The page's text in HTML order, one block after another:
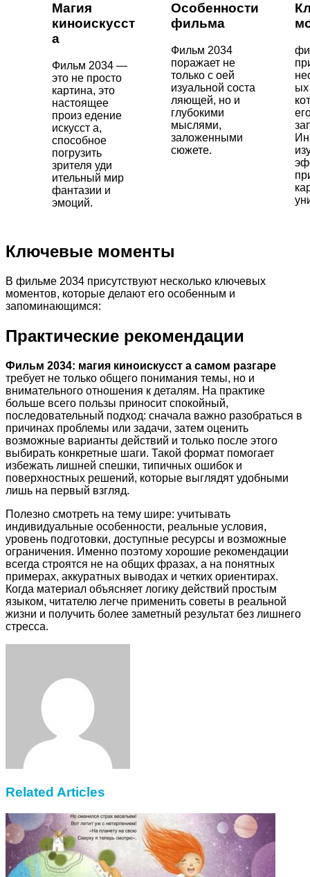
Магия
киноискусст
а
Фильм 2034 —
это не просто
картина, это
настоящее
произ едение
искусст а,
способное
погрузить
зрителя уди
ительный мир
фантазии и
эмоций.
Особенности
фильма
Фильм 2034
поражает не
только с оей
изуальной соста
ляющей, но и
глубокими
мыслями,
заложенными
сюжете.
Ключевые моменты
В фильме 2034 присутствуют несколько ключевых
моментов, которые делают его особенным и
запоминающимся:
Практические рекомендации
Фильм 2034: магия киноискусст а самом разгаре
требует не только общего понимания темы, но и
внимательного отношения к деталям. На практике
больше всего пользы приносит спокойный,
последовательный подход: сначала важно разобраться в
причинах проблемы или задачи, затем оценить
возможные варианты действий и только после этого
выбирать конкретные шаги. Такой формат помогает
избежать лишней спешки, типичных ошибок и
поверхностных решений, которые выглядят удобными
лишь на первый взгляд.
Полезно смотреть на тему шире: учитывать
индивидуальные особенности, реальные условия,
уровень подготовки, доступные ресурсы и возможные
ограничения. Именно поэтому хорошие рекомендации
всегда строятся не на общих фразах, а на понятных
примерах, аккуратных выводах и четких ориентирах.
Когда материал объясняет логику действий простым
языком, читателю легче применить советы в реальной
жизни и получить более заметный результат без лишнего
стресса.
Related Articles